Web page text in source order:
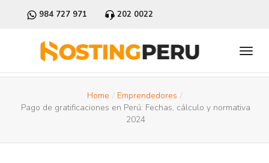
984 727 971 202 0022
Home
Emprendedores
Pago de gratificaciones en Perú: Fechas, cálculo y normativa
2024